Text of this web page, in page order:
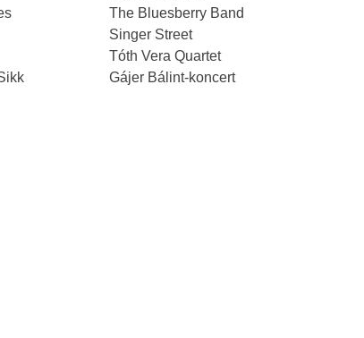
The Bluesberry Band
Singer Street
Tóth Vera Quartet
Gájer Bálint-koncert